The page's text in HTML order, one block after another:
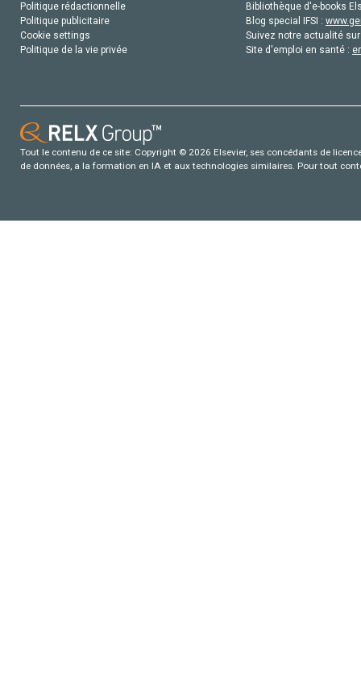
Politique rédactionnelle
Politique publicitaire
Cookie settings
Politique de la vie privée
Bibliothèque d'e-books
Blog special IFSI :
Suivez notre actualité
Site d'emploi en santé :
Tout le contenu de ce site: Copyright © 2026 Elsevier, ses concédants de
de données, a la formation en IA et aux technologies similaires. Pour tout